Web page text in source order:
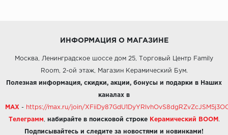
ИНФОРМАЦИЯ О МАГАЗИНЕ
Москва, Ленинградское шоссе дом 25, Торговый Центр Family
Room, 2-ой этаж, Магазин Керамический Бум.
Полезная информация, скидки, акции, бонусы и подарки в Наших
каналах в
MAX - https://max.ru/join/
Телеграмм набирайте в поисковой строке Керамический BOOM .
Подписывайтесь и следите за новостями и новинками!